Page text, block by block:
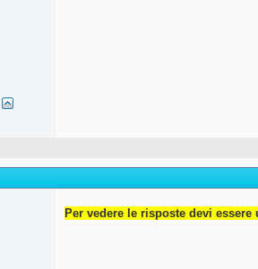
Per vedere le risposte devi